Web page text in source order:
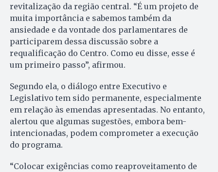
revitalização da região central. “É um projeto de
muita importância e sabemos também da
ansiedade e da vontade dos parlamentares de
participarem dessa discussão sobre a
requalificação do Centro. Como eu disse, esse é
um primeiro passo”, afirmou.
Segundo ela, o diálogo entre Executivo e
Legislativo tem sido permanente, especialmente
em relação às emendas apresentadas. No entanto,
alertou que algumas sugestões, embora bem-
intencionadas, podem comprometer a execução
do programa.
“Colocar exigências como reaproveitamento de